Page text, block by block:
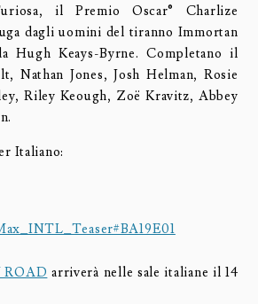
il Premio Oscar® Charlize
dagli uomini del tiranno Immortan
Hugh Keays-Byrne. Completano il
Nathan Jones, Josh Helman, Rosie
Riley Keough, Zoë Kravitz, Abbey
Italiano:
arriverà nelle sale italiane il 14